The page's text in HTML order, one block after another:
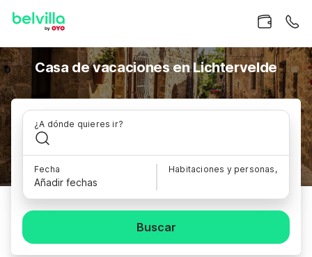
Casa de vacaciones en Lichtervelde
¿A dónde quieres ir?
Fecha
Añadir fechas
Habitaciones y personas,
Buscar